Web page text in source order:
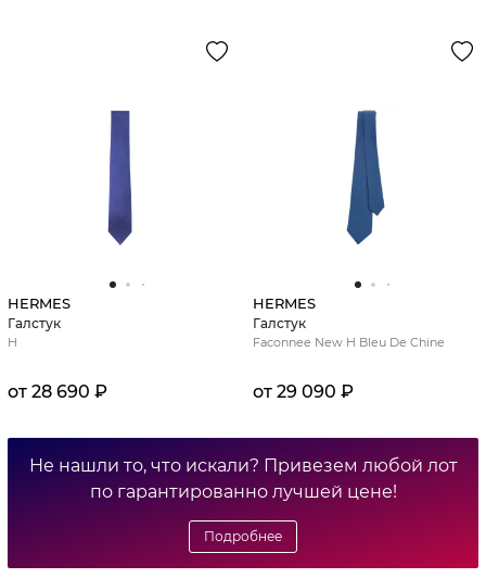
HERMES
Галстук
H
от 28 690 ₽
HERMES
Галстук
Faconnee New H Bleu De Chine
от 29 090 ₽
Не нашли то, что искали? Привезем любой лот
по гарантированно лучшей цене!
Подробнее